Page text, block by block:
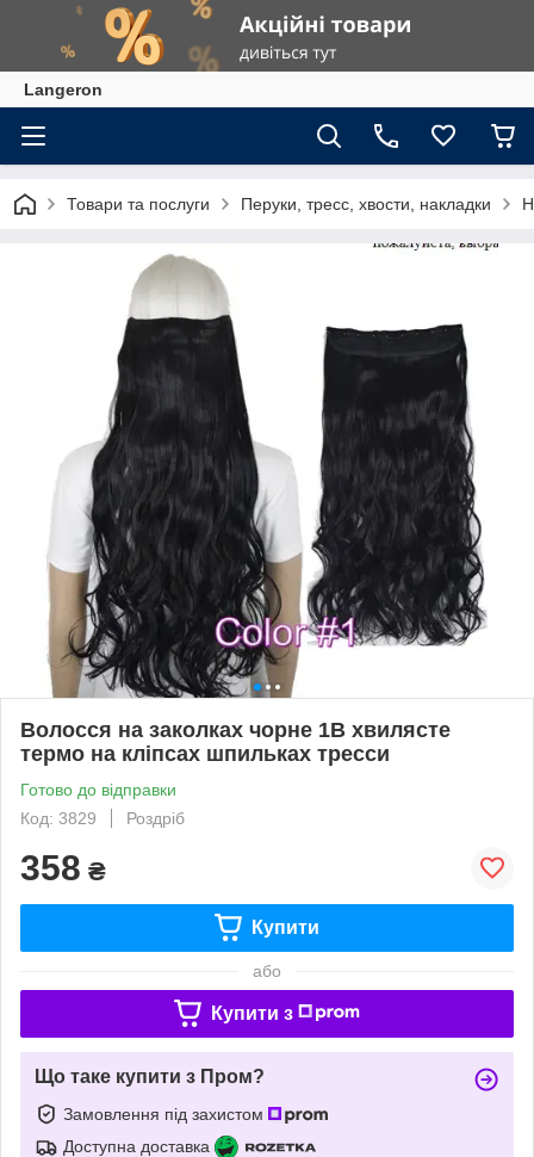
Langeron
Товари та послуги Перуки, тресс, хвости, накладки
Волосся на заколках чорне 1B хвилясте
термо на кліпсах шпильках тресси
Готово до відправки
Код: 3829
Роздріб
358 ₴
Купити
або
Купити з
Що таке купити з Пром?
Замовлення під захистом
Доступна доставка